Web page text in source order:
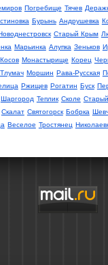
Погребище Тячев
Бурынь Андрушевка
Старый Крым
Марьинка Алупка Зеньков
Косов Монастырище Корец
Тлумач Моршин Рава-Русская
Ржищев Рогатин Буск
Шаргород Теплик Сколе
Скалат Святогорск Бобрка
Веселое Тростянец